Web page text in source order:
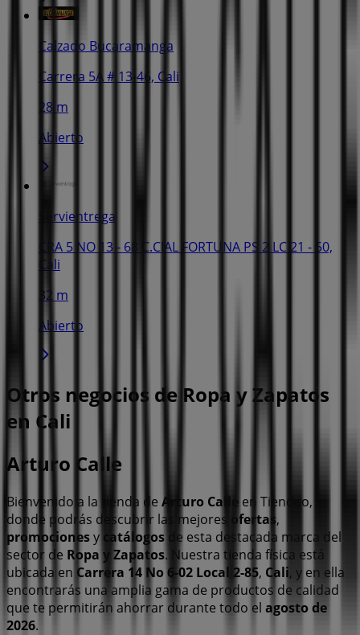
Calzado Bucaramanga
Carrera 5A # 13-46, Cali
28 m
Abierto
Servientrega
CRA 5 NO 13 - 68 C.CIAL FORTUNA PS 2 LC 21 - 50,
Cali
32 m
Abierto
Otros negocios de Ropa y Zapatos
en Cali
Arturo Calle
Bienvenido a la tienda de Arturo Calle
en Tiendeo,
donde podrás descubrir las mejores
ofertas,
promocionesy catálogos de esta destacada marca del
sector de Ropa y Zapatos. Nuestra tienda física está
ubicada en Carrera 14 No 6-02 Local 2-85, Cali, y en ella
encontrarás una amplia gama de productos de calidad
que te permitirán ahorrar durante todo el agosto de
2026.